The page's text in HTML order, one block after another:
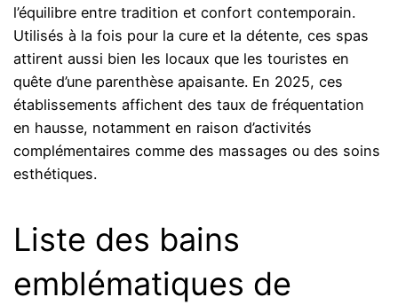
l’équilibre entre tradition et confort contemporain.
Utilisés à la fois pour la cure et la détente, ces spas
attirent aussi bien les locaux que les touristes en
quête d’une parenthèse apaisante. En 2025, ces
établissements affichent des taux de fréquentation
en hausse, notamment en raison d’activités
complémentaires comme des massages ou des soins
esthétiques.
Liste des bains
emblématiques de